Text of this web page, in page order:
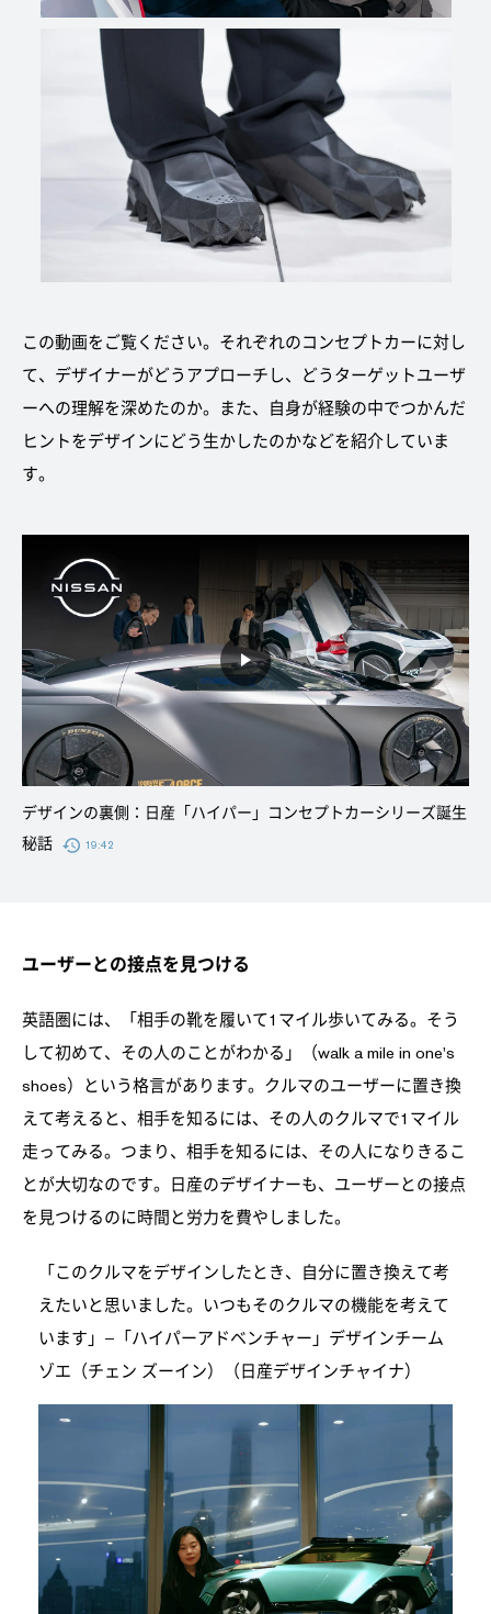
この動画をご覧ください。それぞれのコンセプトカーに対し
て、デザイナーがどうアプローチし、どうターゲットユーザ
ーへの理解を深めたのか。また、自身が経験の中でつかんだ
ヒントをデザインにどう生かしたのかなどを紹介していま
す。
デザインの裏側：日産「ハイパー」コンセプトカーシリーズ誕生
秘話
19:42
ユーザーとの接点を見つける
英語圏には、「相手の靴を履いて1マイル歩いてみる。そう
して初めて、その人のことがわかる」（walk a mile in one's
shoes）という格言があります。クルマのユーザーに置き換
えて考えると、相手を知るには、その人のクルマで1マイル
走ってみる。つまり、相手を知るには、その人になりきるこ
とが大切なのです。日産のデザイナーも、ユーザーとの接点
を見つけるのに時間と労力を費やしました。
「このクルマをデザインしたとき、自分に置き換えて考
えたいと思いました。いつもそのクルマの機能を考えて
います」–「ハイパーアドベンチャー」デザインチーム
ゾエ（チェン ズーイン）（日産デザインチャイナ）